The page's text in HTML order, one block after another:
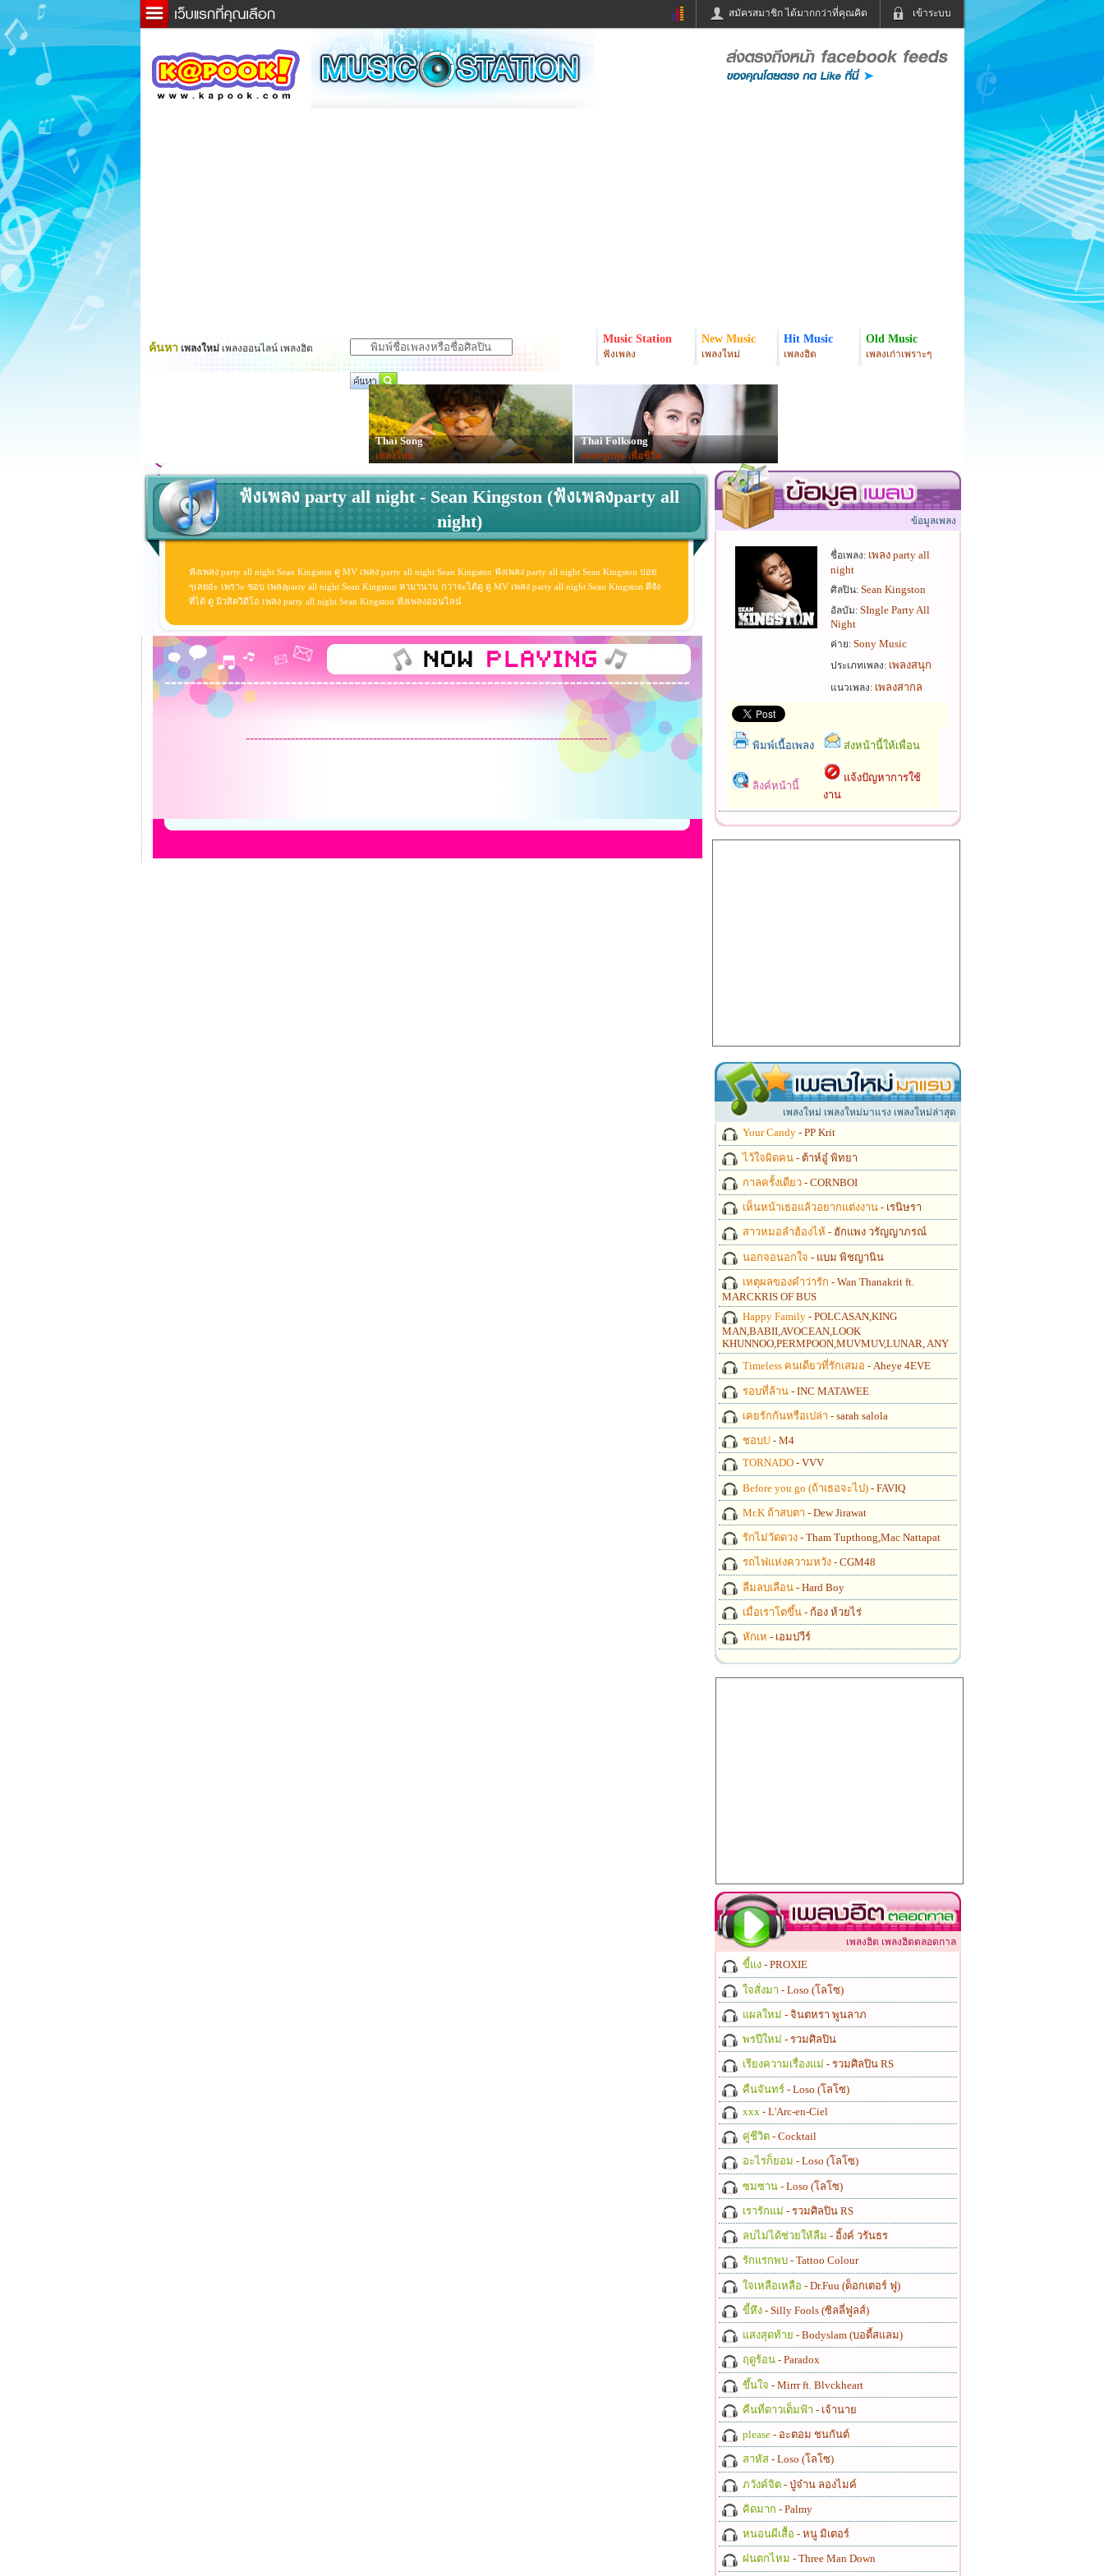
เข้าระบบ
สมัครสมาชิก ได้มากกว่าที่คุณคิด
ข่าวด่วน ข่าวสั้น
ละคร
หนังใหม่
ฟังวิทยุออนไลน์
หมากรุกไทย
Email
ค้นหา เพลงใหม่ เพลงออนไลน์ เพลงฮิต
Music Station
ฟังเพลง
New Music
เพลงใหม่
Hit Music
เพลงฮิต
Old Music
เพลงเก่าเพราะๆ
Thai Song
เพลงไทย
Thai Folksong
เพลงลูกทุ่ง-เพื่อชีวิต
ฟังเพลง party all night - Sean Kingston (ฟังเพลงparty all
night)
ฟังเพลง party all night Sean Kingston ดู MV เพลง party all night Sean Kingston ฟังเพลง party all night Sean Kingston บ่อย
ๆเลยอ่ะ เพราะ ชอบ เพลงparty all night Sean Kingston หามานาน กว่าจะได้ดู ดู MV เพลง party all night Sean Kingston ดีจัง
ที่ได้ ดู มิวสิควิดีโอ เพลง party all night Sean Kingston ฟังเพลงออนไลน์
----------------------------------------------------------------------------------------
ข้อมูลเพลง
ชื่อเพลง: เพลง party all
night
ศิลปิน: Sean Kingston
อัลบัม: SIngle Party All
Night
ค่าย: Sony Music
ประเภทเพลง: เพลงสนุก
แนวเพลง: เพลงสากล
พิมพ์เนื้อเพลง ส่งหน้านี้ให้เพื่อน
ลิงค์หน้านี้
แจ้งปัญหาการใช้
งาน
เพลงใหม่ เพลงใหม่มาแรง เพลงใหม่ล่าสุด
Your Candy - PP Krit
ไว้ใจผิดคน - ต้าห์อู๋ พิทยา
กาลครั้งเดียว - CORNBOI
เห็นหน้าเธอแล้วอยากแต่งงาน - เรนิษรา
สาวหมอลำฮ้องไห้ - ฮักแพง วรัญญาภรณ์
นอกจอนอกใจ - แบม พิชญานิน
เหตุผลของคำว่ารัก - Wan Thanakrit ft.
MARCKRIS OF BUS
Happy Family - POLCASAN,KING
MAN,BABII,AVOCEAN,LOOK
KHUNNOO,PERMPOON,MUVMUV,LUNAR, ANY
Timeless คนเดียวที่รักเสมอ - Aheye 4EVE
รอบที่ล้าน - INC MATAWEE
เคยรักกันหรือเปล่า - sarah salola
ชอบU - M4
TORNADO - VVV
Before you go (ถ้าเธอจะไป) - FAVIQ
Mr.K ถ้าสบตา - Dew Jirawat
รักไม่วัดดวง - Tham Tupthong,Mac Nattapat
รถไฟแห่งความหวัง - CGM48
ลืมลบเลือน - Hard Boy
เมื่อเราโตขึ้น - ก้อง ห้วยไร่
หักเห - เอมปวีร์
เพลงฮิต เพลงฮิตตลอดกาล
ขี้แง - PROXIE
ใจสั่งมา - Loso (โลโซ)
แผลใหม่ - จินตหรา พูนลาภ
พรปีใหม่ - รวมศิลปิน
เรียงความเรื่องแม่ - รวมศิลปิน RS
คืนจันทร์ - Loso (โลโซ)
xxx - L'Arc-en-Ciel
คู่ชีวิต - Cocktail
อะไรก็ยอม - Loso (โลโซ)
ซมซาน - Loso (โลโซ)
เรารักแม่ - รวมศิลปิน RS
ลบไม่ได้ช่วยให้ลืม - อิ้งค์ วรันธร
รักแรกพบ - Tattoo Colour
ใจเหลือเหลือ - Dr.Fuu (ด็อกเตอร์ ฟู)
ขี้หึง - Silly Fools (ซิลลี่ฟูลส์)
แสงสุดท้าย - Bodyslam (บอดี้สแลม)
ฤดูร้อน - Paradox
ขึ้นใจ - Mirrr ft. Blvckheart
คืนที่ดาวเต็มฟ้า - เจ้านาย
please - อะตอม ชนกันต์
สาหัส - Loso (โลโซ)
ภวังค์จิต - ปู่จ๋าน ลองไมค์
คิดมาก - Palmy
หนอนผีเสื้อ - หนู มิเตอร์
ฝนตกไหม - Three Man Down